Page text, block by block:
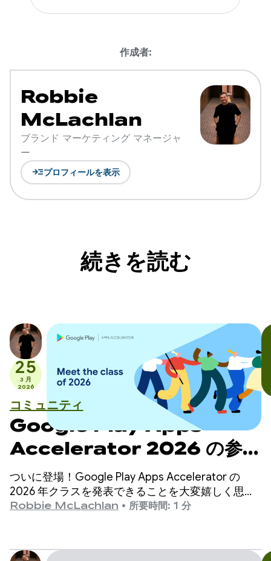
作成者:
Robbie
McLachlan
ブランド マーケティング マネージャ
ー
read_moreプロフィールを表示
続きを読む
25
3 月
2026
コミュニティ
Google Play Apps
Accelerator 2026 の参加
企業をご紹介します
ついに登場！Google Play Apps Accelerator の
2026 年クラスを発表できることを大変嬉しく思い
ます。
Robbie McLachlan • 所要時間: 1 分